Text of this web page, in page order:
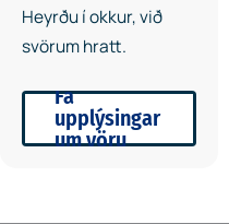
Heyrðu í okkur, við
svörum hratt.
Fá
upplýsingar
um vöru